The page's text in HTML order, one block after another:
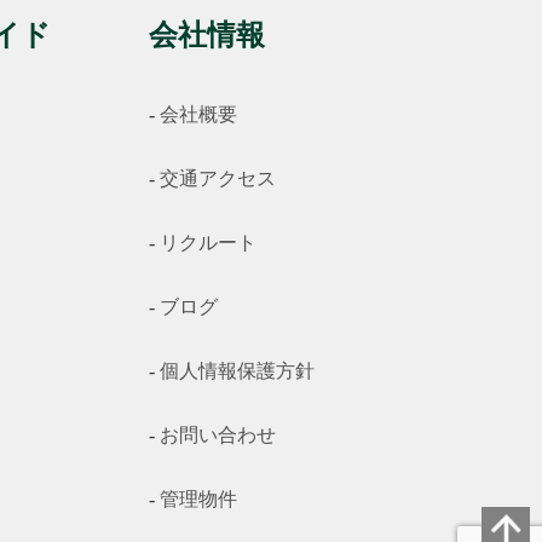
ド 会社情報
会社概要
交通アクセス
リクルート
ブログ
個人情報保護方針
お問い合わせ
管理物件